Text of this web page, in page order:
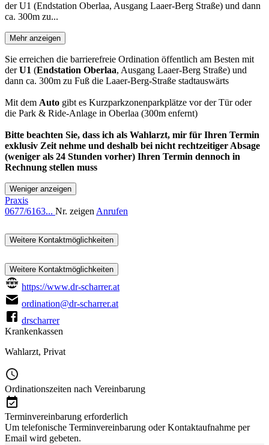
der U1 (Endstation Oberlaa, Ausgang Laaer-Berg Straße) und dann
ca. 300m zu...
Mehr anzeigen
Sie erreichen die barrierefreie Ordination öffentlich am Besten mit
derU1 (Endstation Oberlaa, Ausgang Laaer-Berg Straße) und
dann ca. 300m zu Fuß die Laaer-Berg-Straße stadtauswärts
Mit dem Auto gibt es Kurzparkzonenparkplätze vor der Tür oder
die Park & Ride-Anlage in Oberlaa (300m enfernt)
Bitte beachten Sie, dass ich als Wahlarzt, mir für Ihren Termin
exklusiv Zeit nehme und deshalb bei nicht rechtzeitiger Absage
(weniger als 24 Stunden vorher) Ihren Termin dennoch in
Rechnung stellen muss
Weniger anzeigen
Praxis
0677/6163... Nr. zeigen Anrufen
Weitere Kontaktmöglichkeiten
Weitere Kontaktmöglichkeiten
https://www.dr-scharrer.at
ordination@dr-scharrer.at
drscharrer
Krankenkassen
Wahlarzt, Privat
Ordinationszeiten nach Vereinbarung
Terminvereinbarung erforderlich
Um telefonische Terminvereinbarung oder Kontaktaufnahme per
Email wird gebeten.